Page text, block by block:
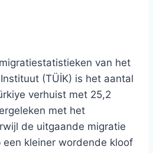
van het
(TÜİK) is het aantal
verhuist met 25,2
met het
de uitgaande migratie
kleiner wordende kloof